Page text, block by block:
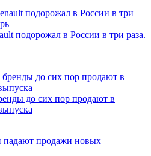
подорожал в России в три раза.
до сих пор продают в